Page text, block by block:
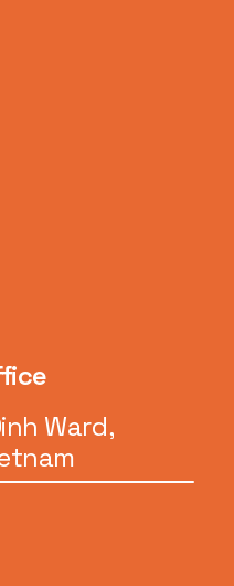
Ward,